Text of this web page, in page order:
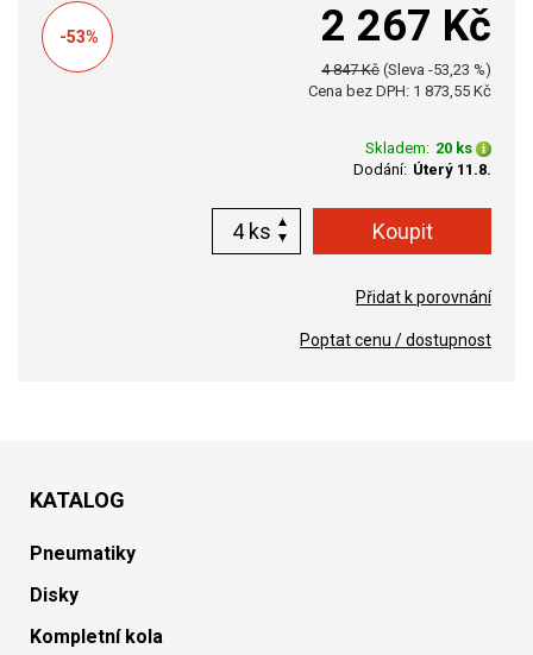
-53% 2 267 Kč
4 847 Kč (Sleva -53,23 %)
Cena bez DPH: 1 873,55 Kč
Skladem: 20 ks
Dodání: Úterý 11.8.
ks
Přidat k porovnání
Poptat cenu / dostupnost
KATALOG
Pneumatiky
Disky
Kompletní kola